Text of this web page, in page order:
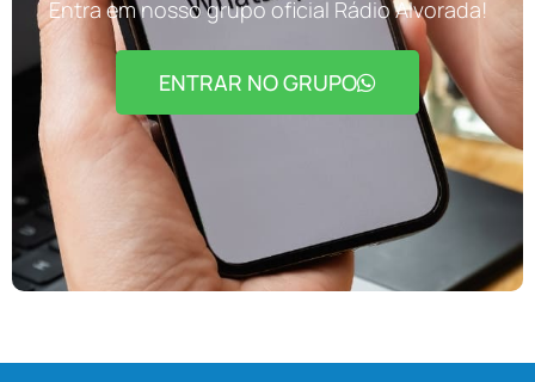
Entra em nosso grupo oficial Rádio Alvorada!
ENTRAR NO GRUPO